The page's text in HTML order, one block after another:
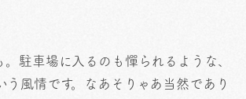
駐車場に入るのも憚られるような、
風情です。なあそりゃあ当然であり